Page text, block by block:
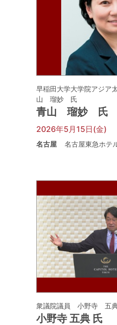
早稲田大学大学院アジ
山 瑠妙 氏
青山 瑠妙 氏
2026年5月15日(金)
名古屋 名古屋東急ホテ
衆議院議員 小野寺 五
小野寺 五典 氏